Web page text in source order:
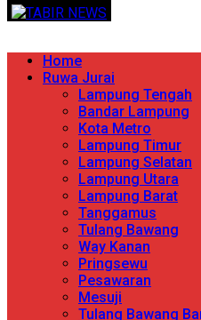
Skip
content
TERPERCAYA
Primary
Menu
Home
Ruwa Jurai
Lampung Tengah
Bandar Lampung
Kota Metro
Lampung Timur
Lampung Selatan
Lampung Utara
Lampung Barat
Tanggamus
Tulang Bawang
Way Kanan
Pringsewu
Pesawaran
Mesuji
Tulang Bawang